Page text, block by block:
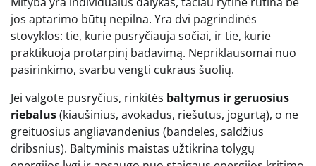
jos aptarimo būtų nepilna. Yra dvi pagrindinės
stovyklos: tie, kurie pusryčiauja sočiai, ir tie, kurie
praktikuoja protarpinį badavimą. Nepriklausomai nuo
pasirinkimo, svarbu vengti cukraus šuolių.
Jei valgote pusryčius, rinkitės baltymus ir geruosius
riebalus(kiaušinius, avokadus, riešutus, jogurtą), o ne
greituosius angliavandenius (bandeles, saldžius
dribsnius). Baltyminis maistas užtikrina tolygų